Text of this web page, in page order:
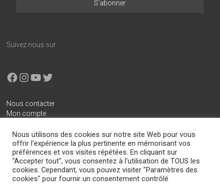
Suivez nous sur
Facebook
Instagram
YouTube
X
Nous contacter
Mon compte
Conditions générales de vente
Mentions légales
Politique de confidentialité
Nous utilisons des cookies sur notre site Web pour vous
offrir l'expérience la plus pertinente en mémorisant vos
préférences et vos visites répétées. En cliquant sur
"Accepter tout", vous consentez à l'utilisation de TOUS les
cookies. Cependant, vous pouvez visiter "Paramètres des
cookies" pour fournir un consentement contrôlé